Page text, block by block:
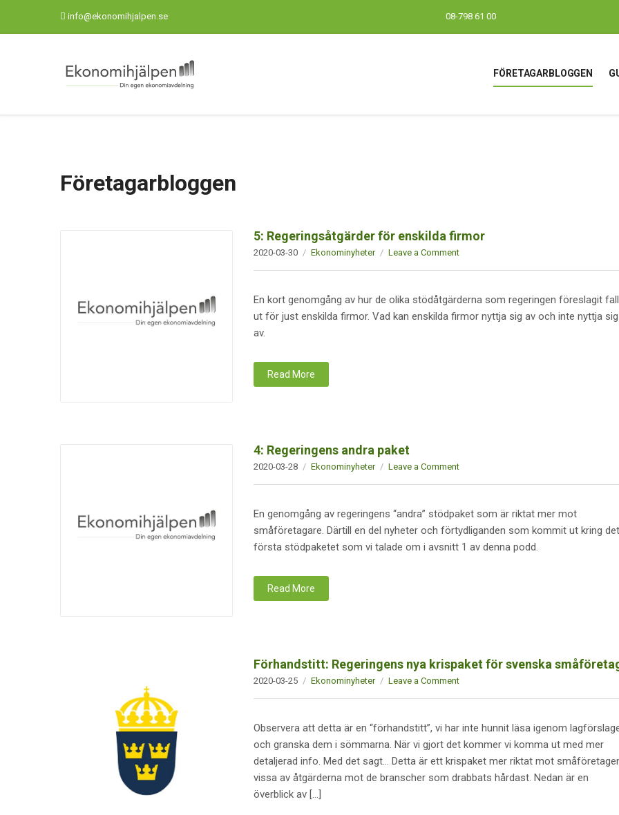
info@ekonomihjalpen.se 08-798 61 00
FÖRETAGARBLOGGEN
Företagarbloggen
5: Regeringsåtgärder för enskilda firmor
2020-03-30 Ekonominyheter Leave a Comment
En kort genomgång av hur de olika stödåtgärderna som regeringen föreslagit
ut för just enskilda firmor. Vad kan enskilda firmor nyttja sig av och inte nyttja sig
av.
Read More
4: Regeringens andra paket
2020-03-28 Ekonominyheter Leave a Comment
En genomgång av regeringens “andra” stödpaket som är riktat mer mot
småföretagare. Därtill en del nyheter och förtydliganden som kommit ut kring det
första stödpaketet som vi talade om i avsnitt 1 av denna podd.
Read More
Förhandstitt: Regeringens nya krispaket för svenska
2020-03-25 Ekonominyheter Leave a Comment
Observera att detta är en “förhandstitt”, vi har inte hunnit läsa igenom
och granska dem i sömmarna. När vi gjort det kommer vi komma ut med mer
detaljerad info. Med det sagt… Detta är ett krispaket mer riktat mot
vissa av åtgärderna mot de branscher som drabbats hårdast. Nedan är en
överblick av […]